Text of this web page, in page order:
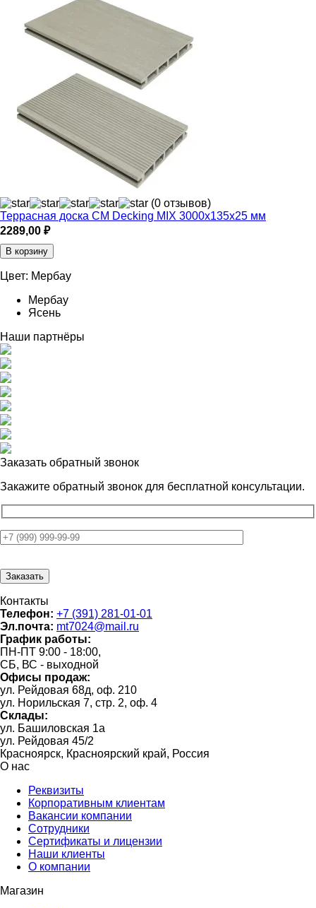
(0 отзывов)
Террасная доска CM Decking MIX 3000х135х25 мм
2289,00 ₽
В корзину
Цвет: Мербау
Мербау
Ясень
Наши партнёры
Заказать обратный звонок
Закажите обратный звонок для бесплатной консультации.
Контакты
Телефон: +7 (391) 281-01-01
Эл.почта: mt7024@mail.ru
График работы:
ПН-ПТ 9:00 - 18:00,
СБ, ВС - выходной
Офисы продаж:
ул. Рейдовая 68д, оф. 210
ул. Норильская 7, стр. 2, оф. 4
Склады:
ул. Башиловская 1а
ул. Рейдовая 45/2
Красноярск, Красноярский край, Россия
О нас
Реквизиты
Корпоративным клиентам
Вакансии компании
Сотрудники
Сертификаты и лицензии
Наши клиенты
О компании
Магазин